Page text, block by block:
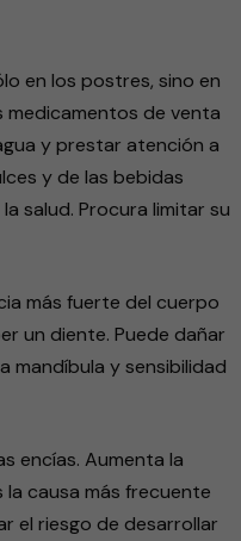
en los postres, sino en
medicamentos de venta
y prestar atención a
y de las bebidas
salud. Procura limitar su
más fuerte del cuerpo
un diente. Puede dañar
mandíbula y sensibilidad
encías. Aumenta la
causa más frecuente
el riesgo de desarrollar